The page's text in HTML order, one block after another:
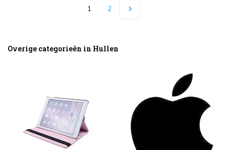
1 2
Overige categorieën in Hullen